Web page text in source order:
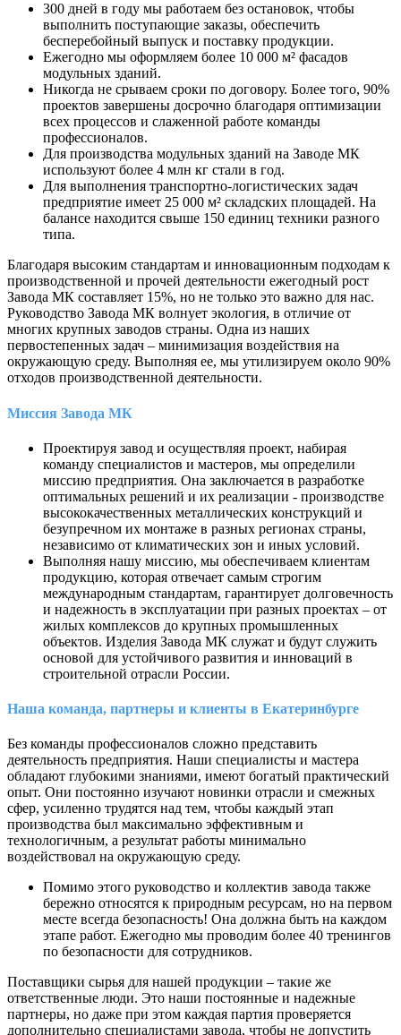
300 дней в году мы работаем без остановок, чтобы
выполнить поступающие заказы, обеспечить
бесперебойный выпуск и поставку продукции.
Ежегодно мы оформляем более 10 000 м² фасадов
модульных зданий.
Никогда не срываем сроки по договору. Более того, 90%
проектов завершены досрочно благодаря оптимизации
всех процессов и слаженной работе команды
профессионалов.
Для производства модульных зданий на Заводе МК
используют более 4 млн кг стали в год.
Для выполнения транспортно-логистических задач
предприятие имеет 25 000 м² складских площадей. На
балансе находится свыше 150 единиц техники разного
типа.
Благодаря высоким стандартам и инновационным подходам к
производственной и прочей деятельности ежегодный рост
Завода МК составляет 15%, но не только это важно для нас.
Руководство Завода МК волнует экология, в отличие от
многих крупных заводов страны. Одна из наших
первостепенных задач – минимизация воздействия на
окружающую среду. Выполняя ее, мы утилизируем около 90%
отходов производственной деятельности.
Миссия Завода МК
Проектируя завод и осуществляя проект, набирая
команду специалистов и мастеров, мы определили
миссию предприятия. Она заключается в разработке
оптимальных решений и их реализации - производстве
высококачественных металлических конструкций и
безупречном их монтаже в разных регионах страны,
независимо от климатических зон и иных условий.
Выполняя нашу миссию, мы обеспечиваем клиентам
продукцию, которая отвечает самым строгим
международным стандартам, гарантирует долговечность
и надежность в эксплуатации при разных проектах – от
жилых комплексов до крупных промышленных
объектов. Изделия Завода МК служат и будут служить
основой для устойчивого развития и инноваций в
строительной отрасли России.
Наша команда, партнеры и клиенты в Екатеринбурге
Без команды профессионалов сложно представить
деятельность предприятия. Наши специалисты и мастера
обладают глубокими знаниями, имеют богатый практический
опыт. Они постоянно изучают новинки отрасли и смежных
сфер, усиленно трудятся над тем, чтобы каждый этап
производства был максимально эффективным и
технологичным, а результат работы минимально
воздействовал на окружающую среду.
Помимо этого руководство и коллектив завода также
бережно относятся к природным ресурсам, но на первом
месте всегда безопасность! Она должна быть на каждом
этапе работ. Ежегодно мы проводим более 40 тренингов
по безопасности для сотрудников.
Поставщики сырья для нашей продукции – такие же
ответственные люди. Это наши постоянные и надежные
партнеры, но даже при этом каждая партия проверяется
дополнительно специалистами завода, чтобы не допустить